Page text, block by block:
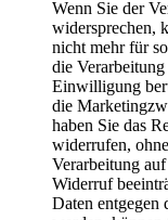
Wenn Sie der
widersprechen,
nicht mehr für
die
Einwilligung
die
haben Sie das
widerrufen,
Verarbeitung
Widerruf
Daten entgegen